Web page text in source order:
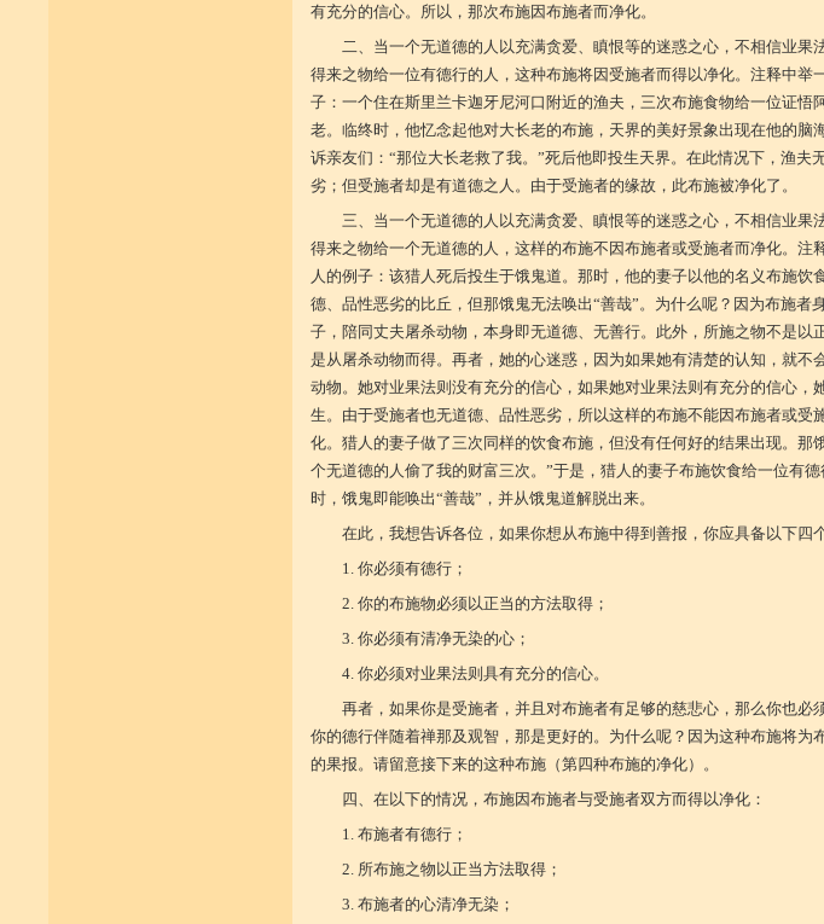
有充分的信心。所以，那次布施因布施者而净化。
二、当一个无道德的人以充满贪爱、瞋恨等的迷惑之心，不相信业果
得来之物给一位有德行的人，这种布施将因受施者而得以净化。注释中举
子：一个住在斯里兰卡迦牙尼河口附近的渔夫，三次布施食物给一位证悟
老。临终时，他忆念起他对大长老的布施，天界的美好景象出现在他的脑
诉亲友们：“那位大长老救了我。”死后他即投生天界。在此情况下，渔夫
劣；但受施者却是有道德之人。由于受施者的缘故，此布施被净化了。
三、当一个无道德的人以充满贪爱、瞋恨等的迷惑之心，不相信业果
得来之物给一个无道德的人，这样的布施不因布施者或受施者而净化。注
人的例子：该猎人死后投生于饿鬼道。那时，他的妻子以他的名义布施饮
德、品性恶劣的比丘，但那饿鬼无法唤出“善哉”。为什么呢？因为布施者
子，陪同丈夫屠杀动物，本身即无道德、无善行。此外，所施之物不是以
是从屠杀动物而得。再者，她的心迷惑，因为如果她有清楚的认知，就不
动物。她对业果法则没有充分的信心，如果她对业果法则有充分的信心，
生。由于受施者也无道德、品性恶劣，所以这样的布施不能因布施者或受
化。猎人的妻子做了三次同样的饮食布施，但没有任何好的结果出现。那
个无道德的人偷了我的财富三次。”于是，猎人的妻子布施饮食给一位有
时，饿鬼即能唤出“善哉”，并从饿鬼道解脱出来。
在此，我想告诉各位，如果你想从布施中得到善报，你应具备以下四
1. 你必须有德行；
2. 你的布施物必须以正当的方法取得；
3. 你必须有清净无染的心；
4. 你必须对业果法则具有充分的信心。
再者，如果你是受施者，并且对布施者有足够的慈悲心，那么你也必
你的德行伴随着禅那及观智，那是更好的。为什么呢？因为这种布施将为
的果报。请留意接下来的这种布施（第四种布施的净化）。
四、在以下的情况，布施因布施者与受施者双方而得以净化：
1. 布施者有德行；
2. 所布施之物以正当方法取得；
3. 布施者的心清净无染；